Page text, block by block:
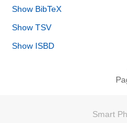
Show BibTeX
Show TSV
Show ISBD
Smart